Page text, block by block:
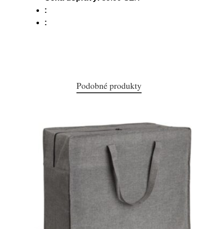
:
:
Podobné produkty